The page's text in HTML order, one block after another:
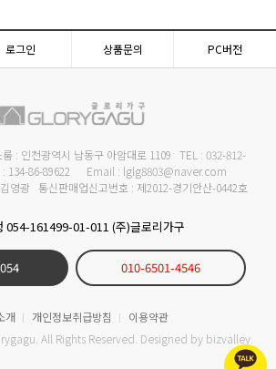
로그인 상품문의 PC버전
: 인천광역시 남동구 아암대로 1109 TEL : 032-812-
134-86-89622 Email : lglg8803@naver.com
영광 통신판매업신고번호 : 제2012-경기안산-0442호
054-161499-01-011 (주)글로리가구
010-6501-4546
개 개인정보취급방침
이용약관
All Rights Reserved. Designed by bizvalley.